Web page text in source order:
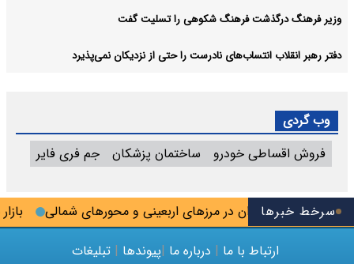
سرخط خبرها بازار ترافیک روان در مرزهای اربعینی و محورهای شمالی
وزیر فرهنگ درگذشت فرهنگ شکوهی را تسلیت گفت
دفتر رهبر انقلاب انتساب‌های نادرست را حتی از نزدیکان نمی‌پذیرد
وب گردی
فروش اقساطی خودرو
ساختمان پزشکان جم فری فایر
ارتباط با ما | درباره ما |پیوندها | تبلیغات